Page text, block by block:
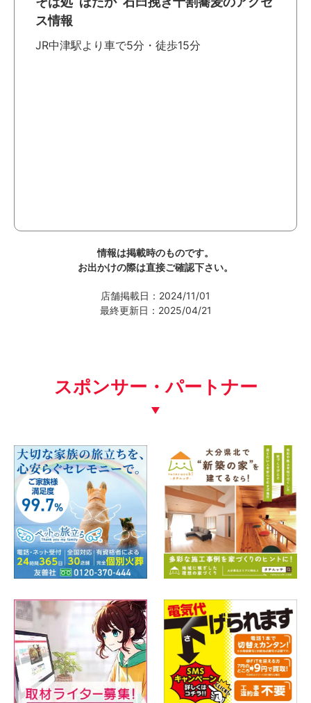
ス情報
JR中津駅より車で5分・徒歩15分
情報は掲載時のものです。
お出かけの際は直接ご確認下さい。
店舗掲載日：2024/11/01
最終更新日：2025/04/21
スポンサー・パートナー